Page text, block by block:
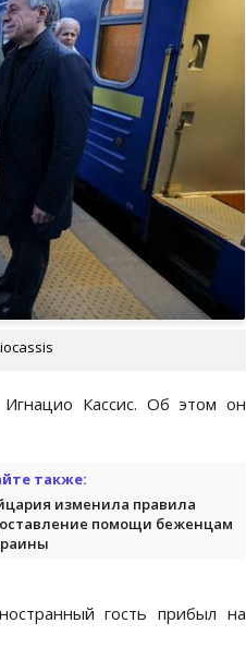
Кассис. Об этом он
также:
изменила правила
помощи беженцам
гость прибыл на